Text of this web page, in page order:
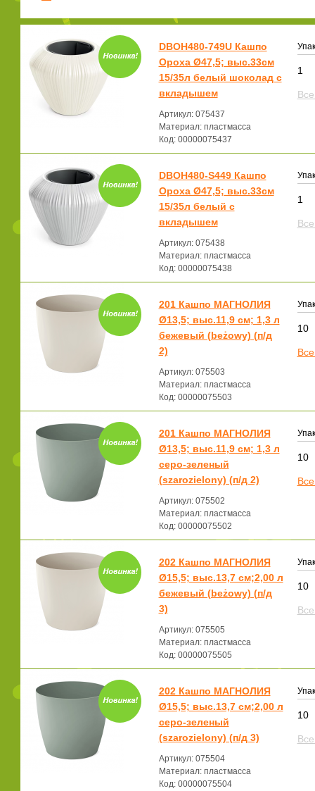
DBOH480-749U Кашпо
Ороха Ø47,5; выс.33см
15/35л белый шоколад с
вкладышем
Артикул: 075437
Материал: пластмасса
Код: 00000075437
1
DBOH480-S449 Кашпо
Ороха Ø47,5; выс.33см
15/35л белый с
вкладышем
Артикул: 075438
Материал: пластмасса
Код: 00000075438
1
201 Кашпо МАГНОЛИЯ
Ø13,5; выс.11,9 см; 1,3 л
бежевый (beżowy) (п/д
2)
Артикул: 075503
Материал: пластмасса
Код: 00000075503
10
201 Кашпо МАГНОЛИЯ
Ø13,5; выс.11,9 см; 1,3 л
серо-зеленый
(szarozielony) (п/д 2)
Артикул: 075502
Материал: пластмасса
Код: 00000075502
10
202 Кашпо МАГНОЛИЯ
Ø15,5; выс.13,7 см;2,00 л
бежевый (beżowy) (п/д
3)
Артикул: 075505
Материал: пластмасса
Код: 00000075505
10
202 Кашпо МАГНОЛИЯ
Ø15,5; выс.13,7 см;2,00 л
серо-зеленый
(szarozielony) (п/д 3)
Артикул: 075504
Материал: пластмасса
Код: 00000075504
10